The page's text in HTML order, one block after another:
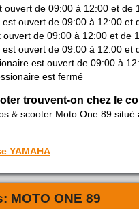
ouvert de 09:00 à 12:00 et de
ouvert de 09:00 à 12:00 et
de 09:00 à 12:00 et de
ouvert de 09:00 à 12:00 et
est ouvert de 09:00 à
est fermé
trouvent-on chez le
& scooter Moto One 89
YAMAHA
MOTO ONE 89